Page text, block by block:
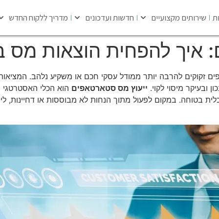
שירותים מקצועיים חדשות ועדכונים מדריך ללקוח החדש
איך להפחית הוצאות
זקוקים להרבה יותר ממודל עסקי חכם או משקיע נלהב.
ובעיקר מיסוי לקוי. ייעוץ מס סטארטאפים הוא הכלי
בטוחה. במקום לפעול מתוך הנחות לא מבוססות או דחיינות,